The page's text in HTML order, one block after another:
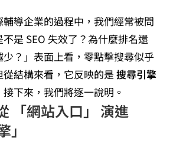
導企業的過程中，我們經常被問
是 SEO 失效了？為什麼排名還
？」表面上看，零點擊搜尋似乎
結構來看，它反映的是 搜尋引擎
接下來，我們將逐一說明。
「網站入口」 演進